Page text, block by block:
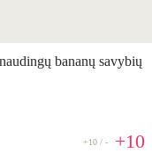
bananų savybių
+10 / - +10